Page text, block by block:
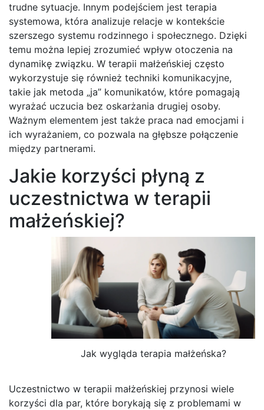
trudne sytuacje. Innym podejściem jest terapia
systemowa, która analizuje relacje w kontekście
szerszego systemu rodzinnego i społecznego. Dzięki
temu można lepiej zrozumieć wpływ otoczenia na
dynamikę związku. W terapii małżeńskiej często
wykorzystuje się również techniki komunikacyjne,
takie jak metoda „ja” komunikatów, które pomagają
wyrażać uczucia bez oskarżania drugiej osoby.
Ważnym elementem jest także praca nad emocjami i
ich wyrażaniem, co pozwala na głębsze połączenie
między partnerami.
Jakie korzyści płyną z
uczestnictwa w terapii
małżeńskiej?
Jak wygląda terapia małżeńska?
Uczestnictwo w terapii małżeńskiej przynosi wiele
korzyści dla par, które borykają się z problemami w